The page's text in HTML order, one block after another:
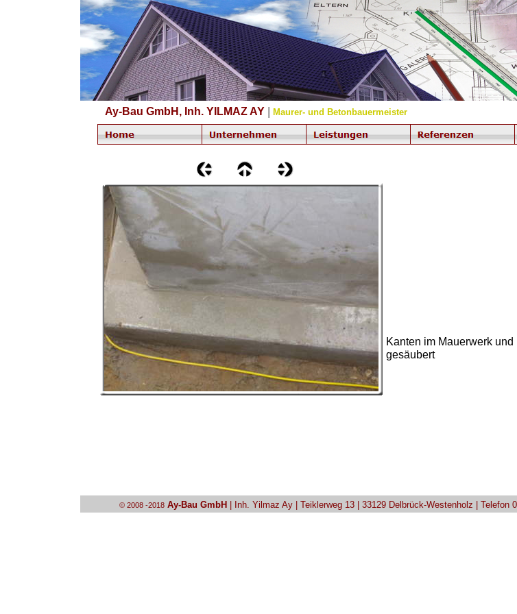
Ay-Bau GmbH, Inh. YILMAZ AY Maurer- und Betonbauermeister
Kanten im Mauerwerk
gesäubert
© 2008 -2018 Ay-Bau GmbH | Inh. Yilmaz Ay | Teiklerweg 13 | 33129 Delbrück-Westenholz | Telefon